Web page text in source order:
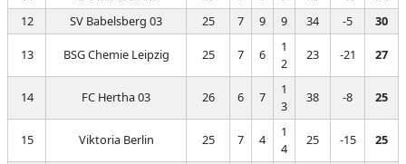
12
SV Babelsberg 03 25 7 9 9 34 -5 30
13 BSG Chemie Leipzig 25 7 6
1
2
23 -21 27
14 FC Hertha 03 26 6 7
1
3
38 -8 25
15 Viktoria Berlin 25 7 4
1
4
25 -15 25